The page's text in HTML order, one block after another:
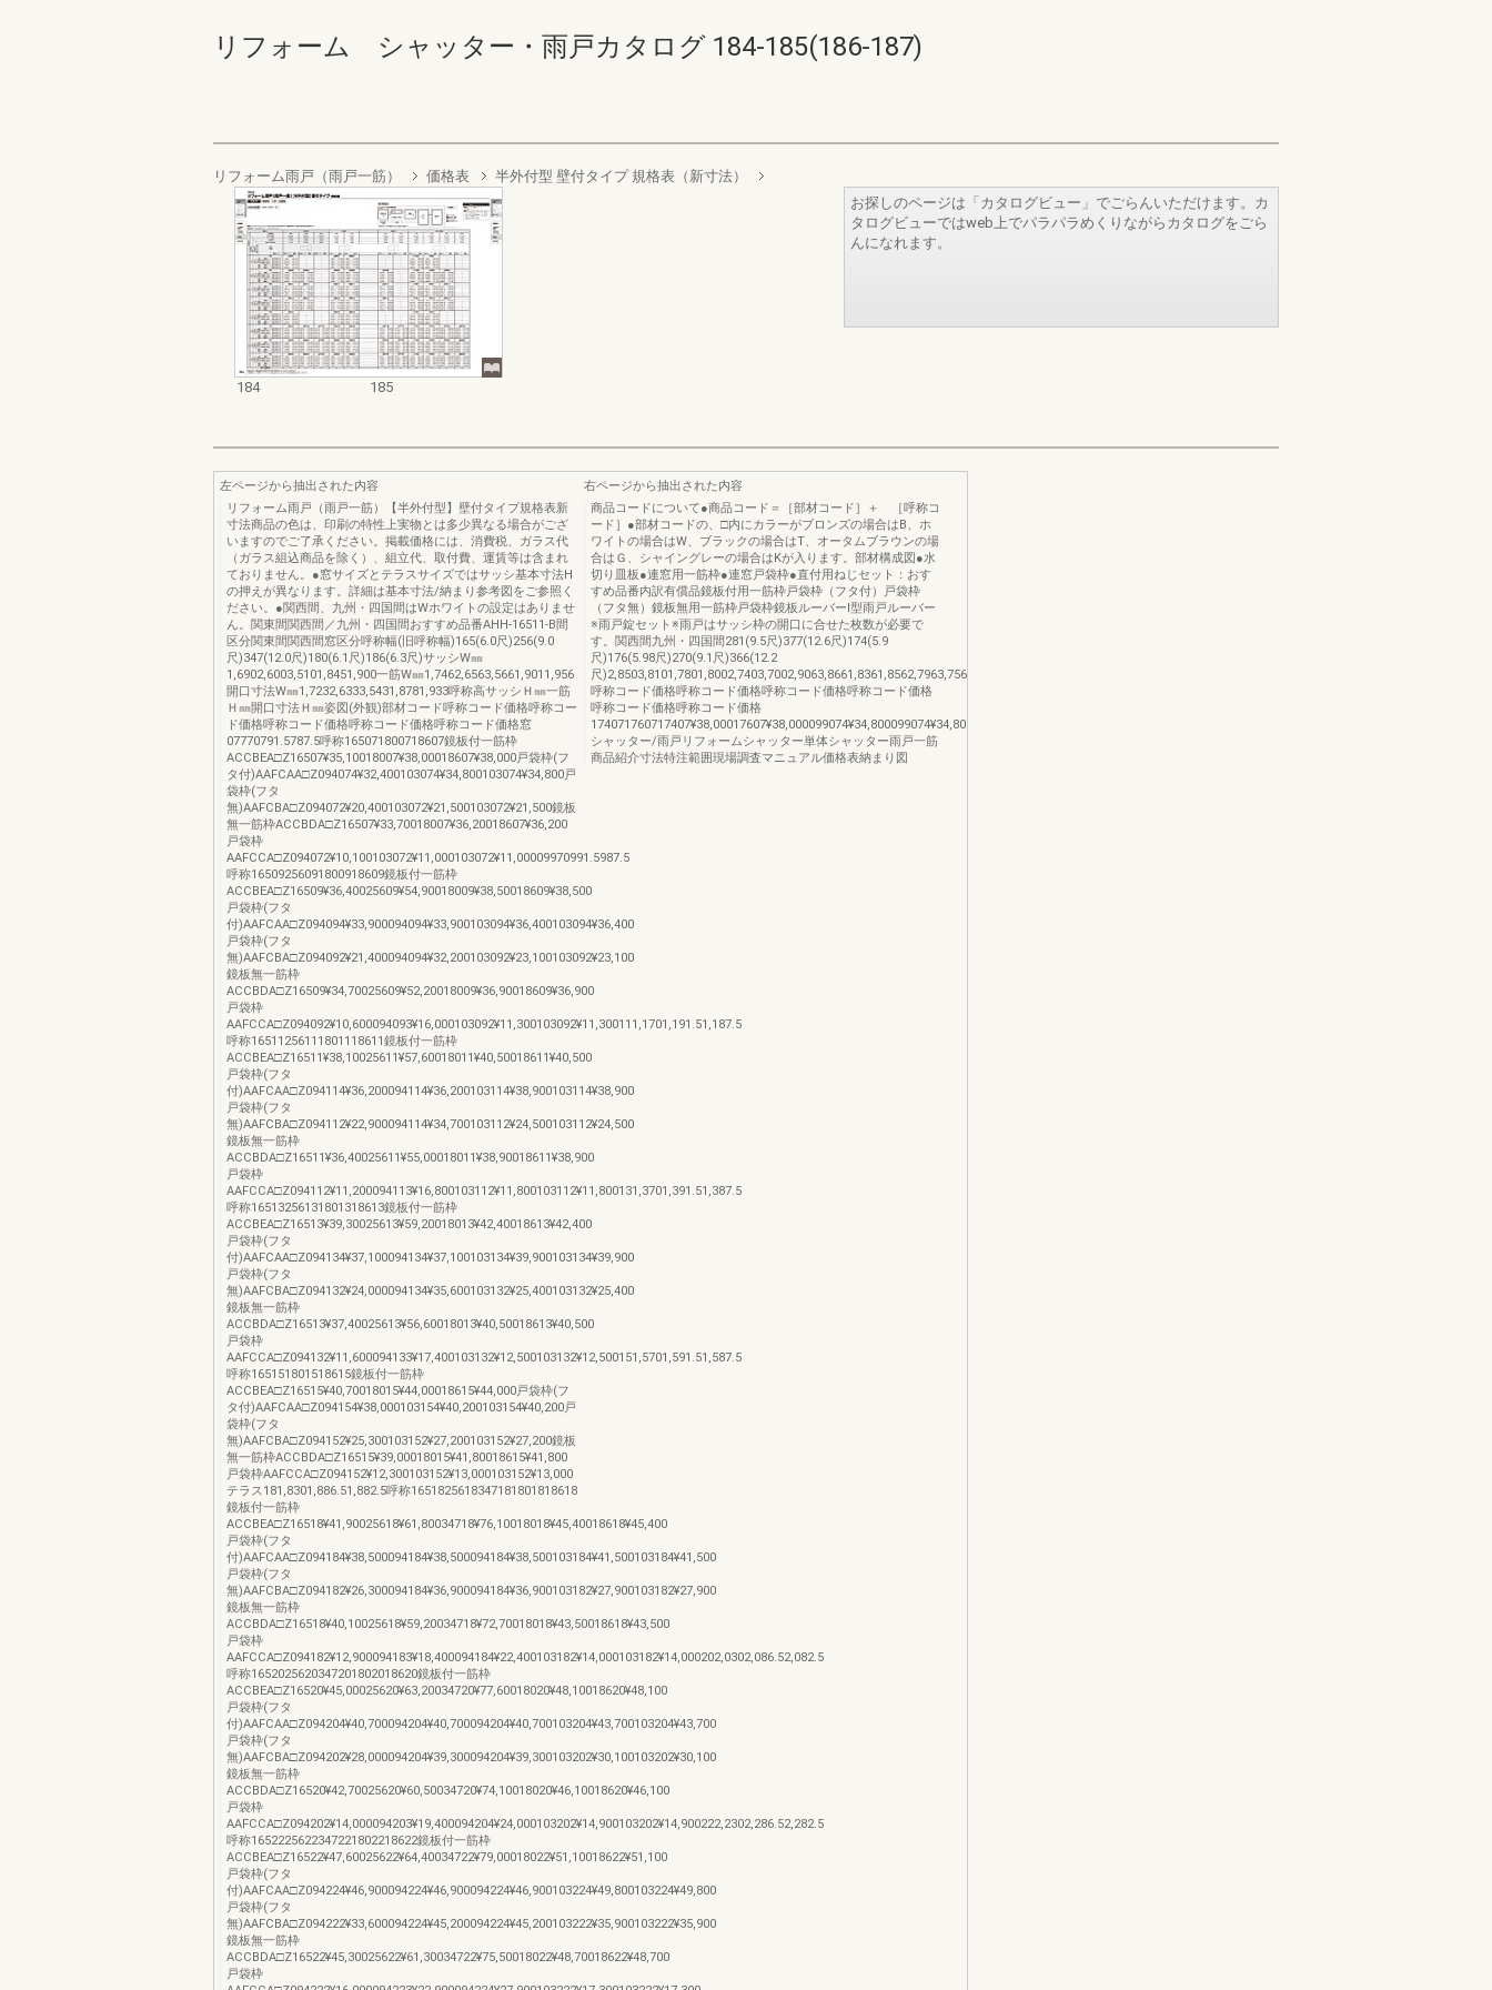
リフォーム シャッター・雨戸カタログ 184-185(186-187)
リフォーム雨戸（雨戸一筋） 価格表 半外付型 壁付タイプ 規格表（新寸法）
184 185
お探しのページは「カタログビュー」でごらんいただけます。カ
タログビューではweb上でパラパラめくりながらカタログをごら
んになれます。
左ページから抽出された内容
リフォーム雨戸（雨戸一筋）【半外付型】壁付タイプ規格表新
寸法商品の色は、印刷の特性上実物とは多少異なる場合がござ
いますのでご了承ください。掲載価格には、消費税、ガラス代
（ガラス組込商品を除く）、組立代、取付費、運賃等は含まれ
ておりません。●窓サイズとテラスサイズではサッシ基本寸法H
の押えが異なります。詳細は基本寸法/納まり参考図をご参照く
ださい。●関西間、九州・四国間はWホワイトの設定はありませ
ん。関東間関西間／九州・四国間おすすめ品番AHH-16511-B間
区分関東間関西間窓区分呼称幅(旧呼称幅)165(6.0尺)256(9.0
尺)347(12.0尺)180(6.1尺)186(6.3尺)サッシW㎜
1,6902,6003,5101,8451,900一筋W㎜1,7462,6563,5661,9011,956
開口寸法W㎜1,7232,6333,5431,8781,933呼称高サッシＨ㎜一筋
Ｈ㎜開口寸法Ｈ㎜姿図(外観)部材コード呼称コード価格呼称コー
ド価格呼称コード価格呼称コード価格呼称コード価格窓
07770791.5787.5呼称165071800718607鏡板付一筋枠
ACCBEA□Z16507¥35,10018007¥38,00018607¥38,000戸袋枠(フ
タ付)AAFCAA□Z094074¥32,400103074¥34,800103074¥34,800戸
袋枠(フタ
無)AAFCBA□Z094072¥20,400103072¥21,500103072¥21,500鏡板
無一筋枠ACCBDA□Z16507¥33,70018007¥36,20018607¥36,200
戸袋枠
AAFCCA□Z094072¥10,100103072¥11,000103072¥11,00009970991.5987.5
呼称16509256091800918609鏡板付一筋枠
ACCBEA□Z16509¥36,40025609¥54,90018009¥38,50018609¥38,500
戸袋枠(フタ
付)AAFCAA□Z094094¥33,900094094¥33,900103094¥36,400103094¥36,400
戸袋枠(フタ
無)AAFCBA□Z094092¥21,400094094¥32,200103092¥23,100103092¥23,100
鏡板無一筋枠
ACCBDA□Z16509¥34,70025609¥52,20018009¥36,90018609¥36,900
戸袋枠
AAFCCA□Z094092¥10,600094093¥16,000103092¥11,300103092¥11,300111,1701,191.51,187.5
呼称16511256111801118611鏡板付一筋枠
ACCBEA□Z16511¥38,10025611¥57,60018011¥40,50018611¥40,500
戸袋枠(フタ
付)AAFCAA□Z094114¥36,200094114¥36,200103114¥38,900103114¥38,900
戸袋枠(フタ
無)AAFCBA□Z094112¥22,900094114¥34,700103112¥24,500103112¥24,500
鏡板無一筋枠
ACCBDA□Z16511¥36,40025611¥55,00018011¥38,90018611¥38,900
戸袋枠
AAFCCA□Z094112¥11,200094113¥16,800103112¥11,800103112¥11,800131,3701,391.51,387.5
呼称16513256131801318613鏡板付一筋枠
ACCBEA□Z16513¥39,30025613¥59,20018013¥42,40018613¥42,400
戸袋枠(フタ
付)AAFCAA□Z094134¥37,100094134¥37,100103134¥39,900103134¥39,900
戸袋枠(フタ
無)AAFCBA□Z094132¥24,000094134¥35,600103132¥25,400103132¥25,400
鏡板無一筋枠
ACCBDA□Z16513¥37,40025613¥56,60018013¥40,50018613¥40,500
戸袋枠
AAFCCA□Z094132¥11,600094133¥17,400103132¥12,500103132¥12,500151,5701,591.51,587.5
呼称165151801518615鏡板付一筋枠
ACCBEA□Z16515¥40,70018015¥44,00018615¥44,000戸袋枠(フ
タ付)AAFCAA□Z094154¥38,000103154¥40,200103154¥40,200戸
袋枠(フタ
無)AAFCBA□Z094152¥25,300103152¥27,200103152¥27,200鏡板
無一筋枠ACCBDA□Z16515¥39,00018015¥41,80018615¥41,800
戸袋枠AAFCCA□Z094152¥12,300103152¥13,000103152¥13,000
テラス181,8301,886.51,882.5呼称1651825618347181801818618
鏡板付一筋枠
ACCBEA□Z16518¥41,90025618¥61,80034718¥76,10018018¥45,40018618¥45,400
戸袋枠(フタ
付)AAFCAA□Z094184¥38,500094184¥38,500094184¥38,500103184¥41,500103184¥41,500
戸袋枠(フタ
無)AAFCBA□Z094182¥26,300094184¥36,900094184¥36,900103182¥27,900103182¥27,900
鏡板無一筋枠
ACCBDA□Z16518¥40,10025618¥59,20034718¥72,70018018¥43,50018618¥43,500
戸袋枠
AAFCCA□Z094182¥12,900094183¥18,400094184¥22,400103182¥14,000103182¥14,000202,0302,086.52,082.5
呼称1652025620347201802018620鏡板付一筋枠
ACCBEA□Z16520¥45,00025620¥63,20034720¥77,60018020¥48,10018620¥48,100
戸袋枠(フタ
付)AAFCAA□Z094204¥40,700094204¥40,700094204¥40,700103204¥43,700103204¥43,700
戸袋枠(フタ
無)AAFCBA□Z094202¥28,000094204¥39,300094204¥39,300103202¥30,100103202¥30,100
鏡板無一筋枠
ACCBDA□Z16520¥42,70025620¥60,50034720¥74,10018020¥46,10018620¥46,100
戸袋枠
AAFCCA□Z094202¥14,000094203¥19,400094204¥24,000103202¥14,900103202¥14,900222,2302,286.52,282.5
呼称1652225622347221802218622鏡板付一筋枠
ACCBEA□Z16522¥47,60025622¥64,40034722¥79,00018022¥51,10018622¥51,100
戸袋枠(フタ
付)AAFCAA□Z094224¥46,900094224¥46,900094224¥46,900103224¥49,800103224¥49,800
戸袋枠(フタ
無)AAFCBA□Z094222¥33,600094224¥45,200094224¥45,200103222¥35,900103222¥35,900
鏡板無一筋枠
ACCBDA□Z16522¥45,30025622¥61,30034722¥75,50018022¥48,70018622¥48,700
戸袋枠
右ページから抽出された内容
商品コードについて●商品コード＝［部材コード］＋ ［呼称コ
ード］●部材コードの、□内にカラーがブロンズの場合はB、ホ
ワイトの場合はW、ブラックの場合はT、オータムブラウンの場
合はＧ、シャイングレーの場合はKが入ります。部材構成図●水
切り皿板●連窓用一筋枠●連窓戸袋枠●直付用ねじセット：おす
すめ品番内訳有償品鏡板付用一筋枠戸袋枠（フタ付）戸袋枠
（フタ無）鏡板無用一筋枠戸袋枠鏡板ルーバーⅠ型雨戸ルーバー
※雨戸錠セット※雨戸はサッシ枠の開口に合せた枚数が必要で
す。関西間九州・四国間281(9.5尺)377(12.6尺)174(5.9
尺)176(5.98尺)270(9.1尺)366(12.2
尺)2,8503,8101,7801,8002,7403,7002,9063,8661,8361,8562,7963,7562,8833,8431,8131,8332,7733,733
呼称コード価格呼称コード価格呼称コード価格呼称コード価格
呼称コード価格呼称コード価格
シャッター/雨戸リフォームシャッター単体シャッター雨戸一筋
商品紹介寸法特注範囲現場調査マニュアル価格表納まり図